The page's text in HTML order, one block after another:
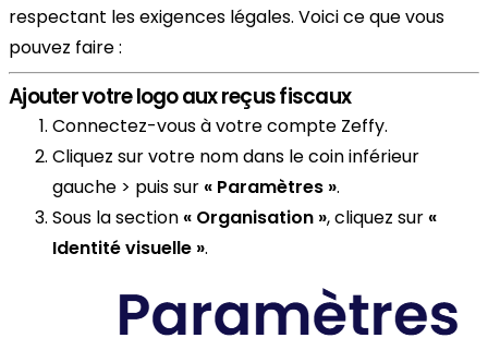
respectant les exigences légales. Voici ce que vous
pouvez faire :
Ajouter votre logo aux reçus fiscaux
Connectez-vous à votre compte Zeffy.
Cliquez sur votre nom dans le coin inférieur
gauche > puis sur « Paramètres ».
Sous la section « Organisation », cliquez sur «
Identité visuelle ».